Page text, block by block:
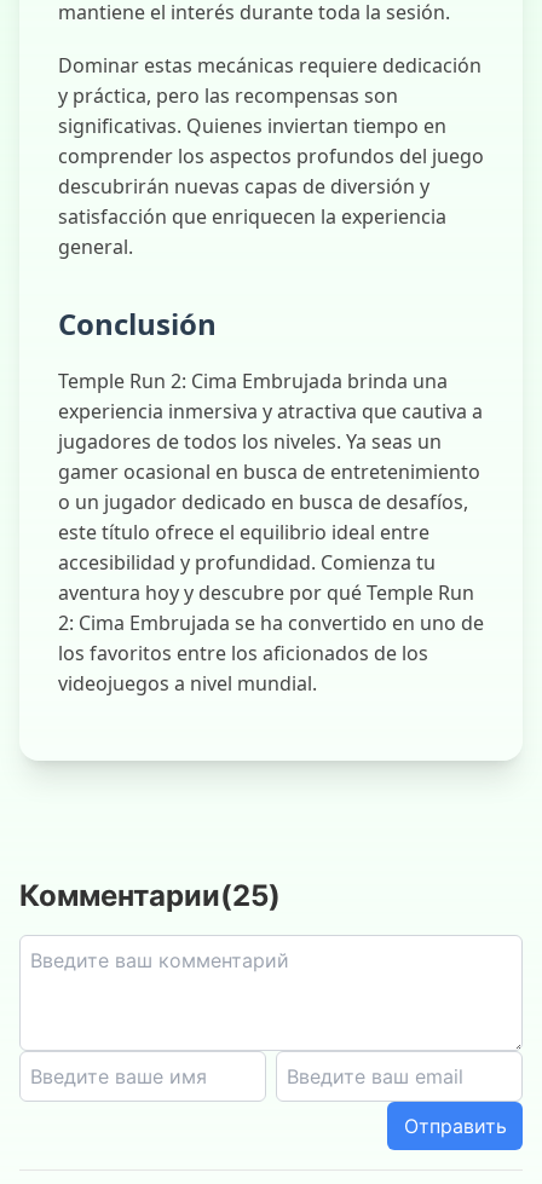
mantiene el interés durante toda la sesión.
Dominar estas mecánicas requiere dedicación
y práctica, pero las recompensas son
significativas. Quienes inviertan tiempo en
comprender los aspectos profundos del juego
descubrirán nuevas capas de diversión y
satisfacción que enriquecen la experiencia
general.
Conclusión
Temple Run 2: Cima Embrujada brinda una
experiencia inmersiva y atractiva que cautiva a
jugadores de todos los niveles. Ya seas un
gamer ocasional en busca de entretenimiento
o un jugador dedicado en busca de desafíos,
este título ofrece el equilibrio ideal entre
accesibilidad y profundidad. Comienza tu
aventura hoy y descubre por qué Temple Run
2: Cima Embrujada se ha convertido en uno de
los favoritos entre los aficionados de los
videojuegos a nivel mundial.
Комментарии(25)
Отправить